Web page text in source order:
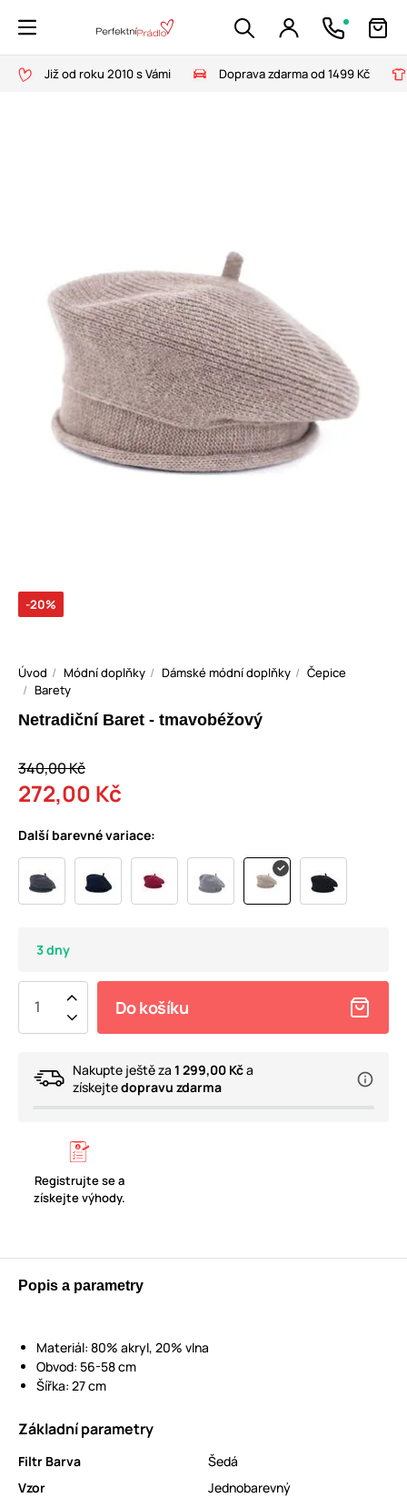
Již od roku 2010 s Vámi Doprava zdarma od 1499 Kč
-20%
Úvod Módní doplňky Dámské módní doplňky
Čepice
Barety
Netradiční Baret - tmavobéžový
340,00 Kč
272,00 Kč
Další barevné variace:
3 dny
Do košíku
Nakupte ještě za 1 299,00 Kča
získejtedopravu zdarma
Registrujte se a
získejte výhody.
Popis a parametry
Materiál: 80% akryl, 20% vlna
Obvod: 56-58 cm
Šířka: 27 cm
Základní parametry
Filtr Barva
Šedá
Vzor
Jednobarevný